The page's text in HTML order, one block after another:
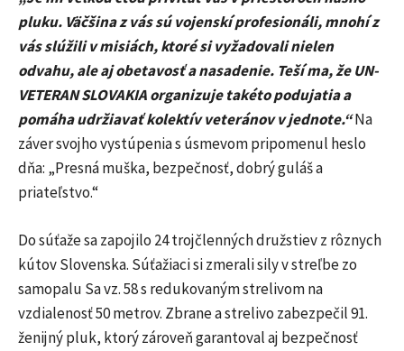
pluku. Väčšina z vás sú vojenskí profesionáli, mnohí z
vás slúžili v misiách, ktoré si vyžadovali nielen
odvahu, ale aj obetavosť a nasadenie. Teší ma, že UN-
VETERAN SLOVAKIA organizuje takéto podujatia a
pomáha udržiavať kolektív veteránov v jednote.“Na
záver svojho vystúpenia s úsmevom pripomenul heslo
dňa: „Presná muška, bezpečnosť, dobrý guláš a
priateľstvo.“
Do súťaže sa zapojilo 24 trojčlenných družstiev z rôznych
kútov Slovenska. Súťažiaci si zmerali sily v streľbe zo
samopalu Sa vz. 58 s redukovaným strelivom na
vzdialenosť 50 metrov. Zbrane a strelivo zabezpečil 91.
ženijný pluk, ktorý zároveň garantoval aj bezpečnosť